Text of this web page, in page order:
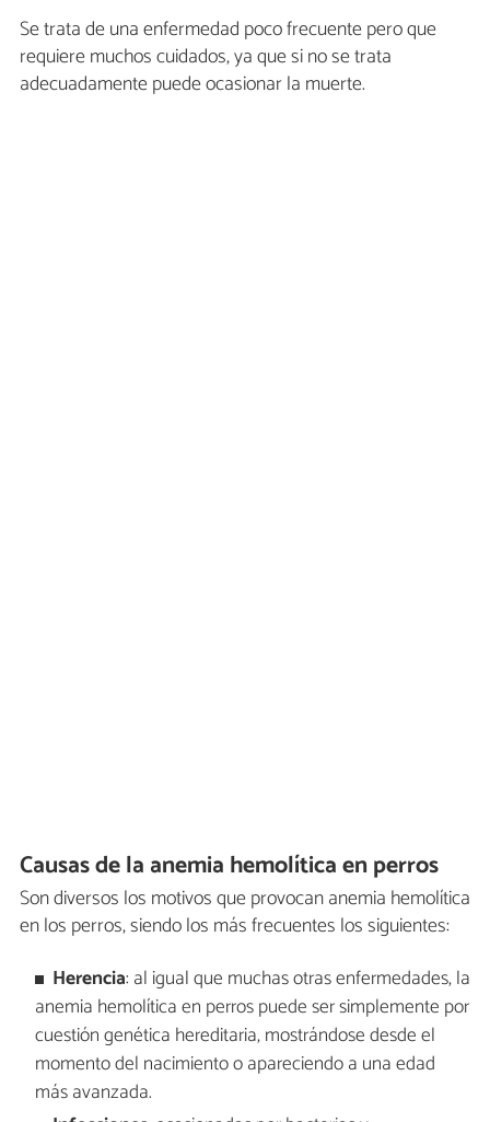
Se trata de una enfermedad poco frecuente pero que
requiere muchos cuidados, ya que si no se trata
adecuadamente puede ocasionar la muerte.
Causas de la anemia hemolítica en perros
Son diversos los motivos que provocan anemia hemolítica
en los perros, siendo los más frecuentes los siguientes:
Herencia: al igual que muchas otras enfermedades, la
anemia hemolítica en perros puede ser simplemente por
cuestión genética hereditaria, mostrándose desde el
momento del nacimiento o apareciendo a una edad
más avanzada.